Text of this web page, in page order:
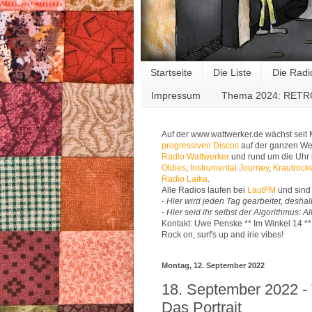
Startseite Die Liste Die
Impressum Thema 2024:
Auf der www.wattwerker.de wächst
progressiven Discos auf der ganzen
Radio Wattwerker und rund um die
Oldies Instrumental Journey,
Radio Laika
Alle Radios laufen bei LautFM und
- Hier wird jeden Tag gearbeitet,
- Hier seid ihr selbst der Algorithmus:
Kontakt: Uwe Penske ** Im Winkel 14
Rock on, surf's up and irie vibes!
Montag, 12. September 2022
18. September 2022
Das Portrait